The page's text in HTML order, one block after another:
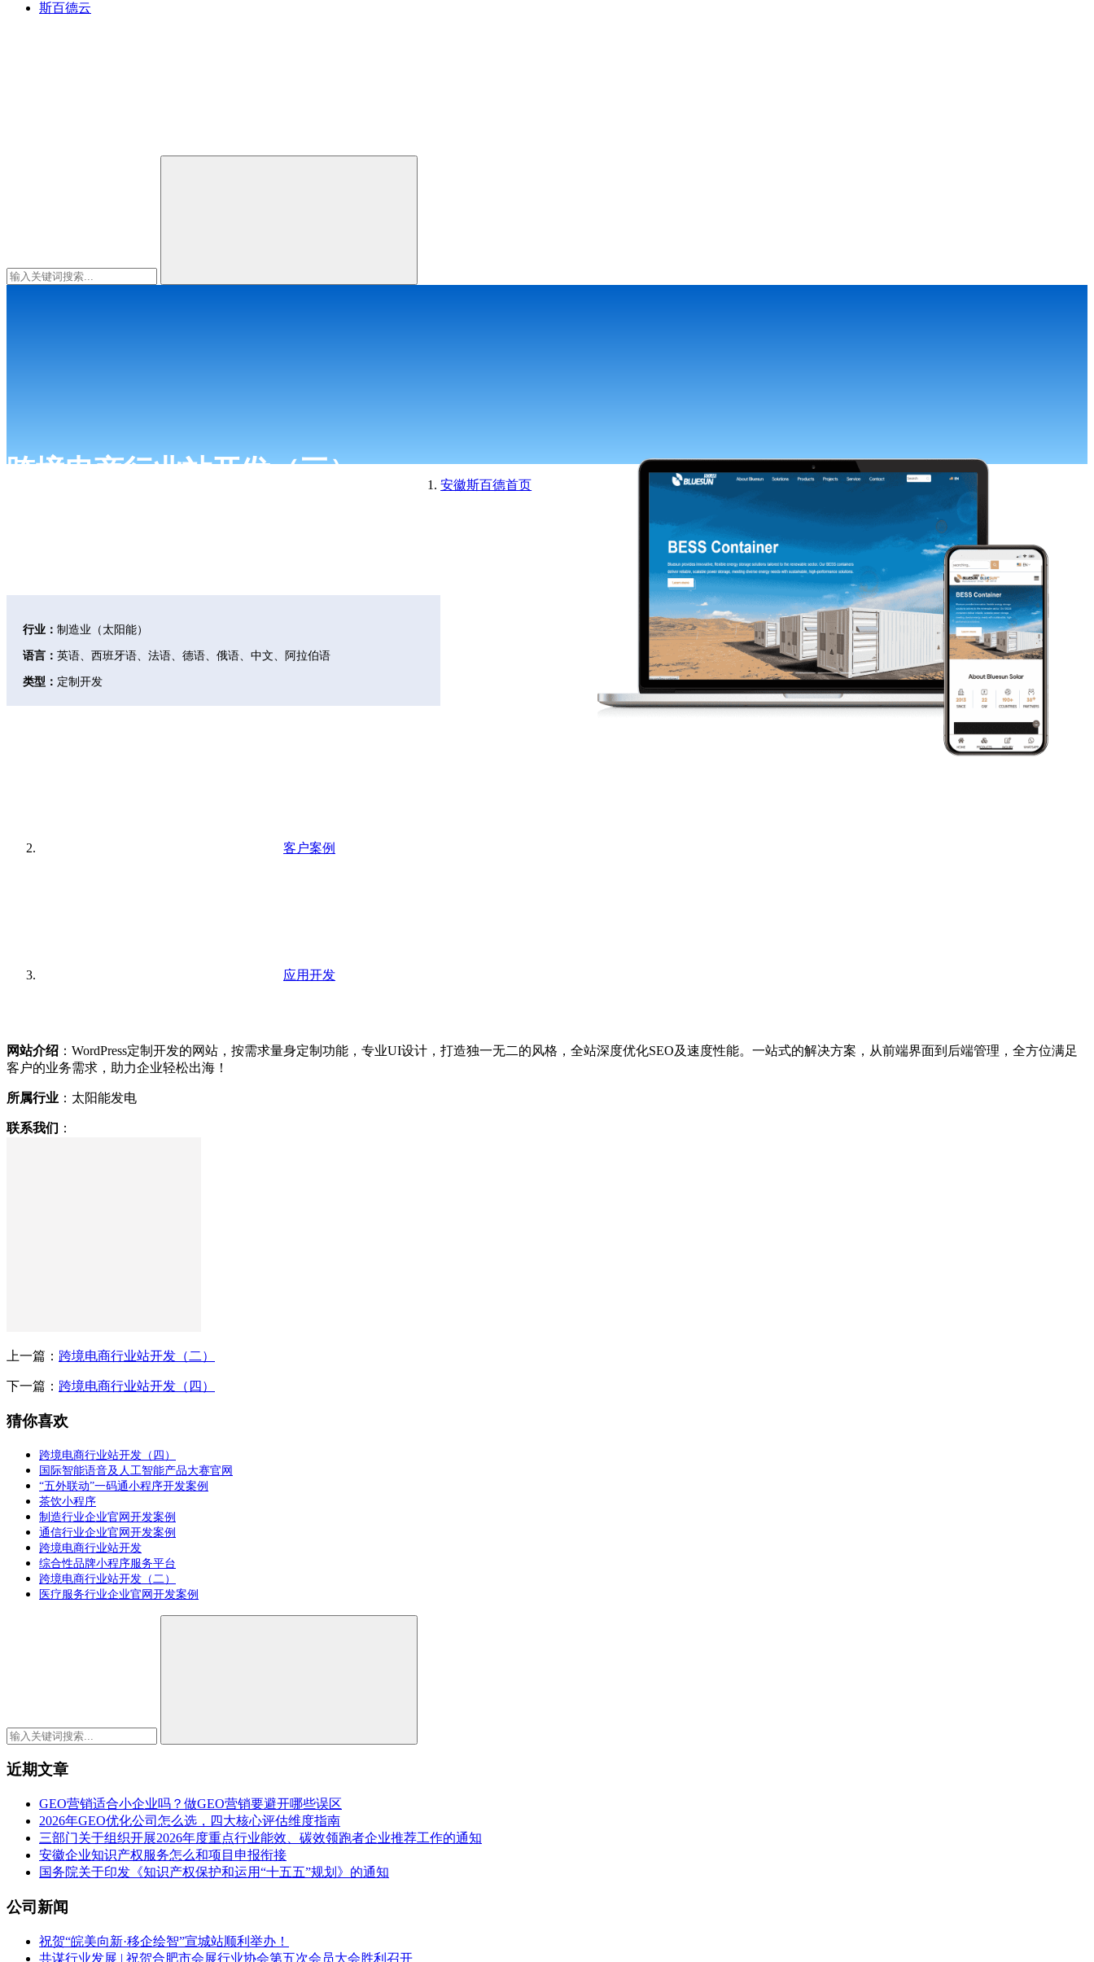
斯百德云
跨境电商行业站开发（三）
行业： 制造业（太阳能）
语言： 英语、西班牙语、法语、德语、俄语、中文、阿拉伯语
类型： 定制开发
安徽斯百德首页
客户案例
应用开发
网站介绍 ：WordPress定制开发的网站，按需求量身定制功能，专业UI设计，打造独一无二的风格，全站深度优化SEO及速度性能。一站式的解决方案，从前端界面到后端管理，全方位满足
客户的业务需求，助力企业轻松出海！
所属行业 ：太阳能发电
联系我们 ：
上一篇： 跨境电商行业站开发（二）
下一篇： 跨境电商行业站开发（四）
猜你喜欢
跨境电商行业站开发（四）
国际智能语音及人工智能产品大赛官网
“五外联动”一码通小程序开发案例
茶饮小程序
制造行业企业官网开发案例
通信行业企业官网开发案例
跨境电商行业站开发
综合性品牌小程序服务平台
跨境电商行业站开发（二）
医疗服务行业企业官网开发案例
近期文章
GEO营销适合小企业吗？做GEO营销要避开哪些误区
2026年GEO优化公司怎么选，四大核心评估维度指南
三部门关于组织开展2026年度重点行业能效、碳效领跑者企业推荐工作的通知
安徽企业知识产权服务怎么和项目申报衔接
国务院关于印发《知识产权保护和运用“十五五”规划》的通知
公司新闻
祝贺“皖美向新·移企绘智”宣城站顺利举办！
共谋行业发展 | 祝贺合肥市会展行业协会第五次会员大会胜利召开